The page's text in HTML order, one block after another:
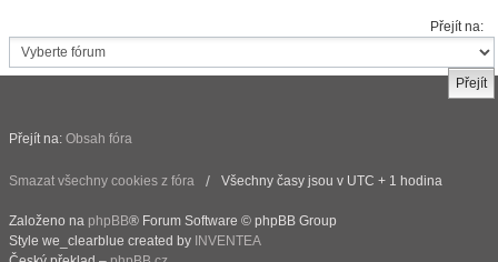
Přejít na:
Přejít na: Obsah fóra
Smazat všechny cookies z fóra Všechny časy jsou v UTC + 1 hodina
Založeno na phpBB® Forum Software © phpBB Group
Style we_clearblue created by INVENTEA